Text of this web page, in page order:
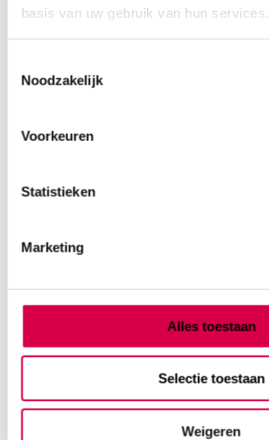
basis van uw gebruik van hun services.
Noodzakelijk
Voorkeuren
Statistieken
Marketing
Alles toestaan
Selectie toestaan
Weigeren